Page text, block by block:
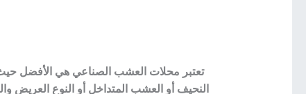
تعتبر محلات العشب الصناعي هي الأفضل حيث
النحيف أو العشب المتداخل أو النوع